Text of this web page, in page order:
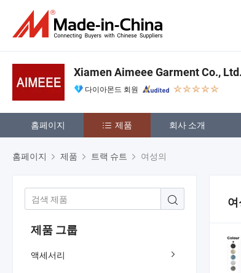
Xiamen Aimeee Garment Co., Ltd.
다이아몬드 회원
홈페이지 제품 회사 소개
홈페이지 제품 트랙 슈트 여성의
제품 그룹
액세서리
여